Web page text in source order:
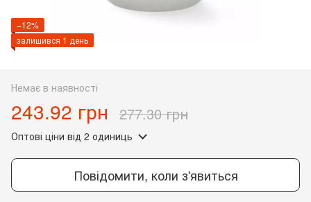
−12%
залишився 1 день
Немає в наявності
243.92 грн 277.30 грн
Оптові ціни від 2 одиниць
Повідомити, коли з'явиться